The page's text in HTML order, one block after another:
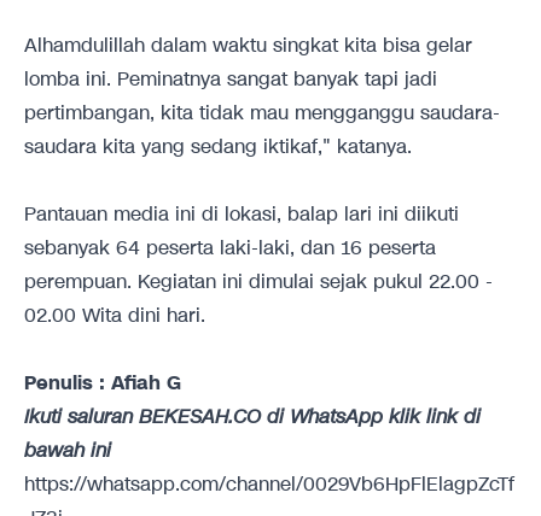
Alhamdulillah dalam waktu singkat kita bisa gelar
lomba ini. Peminatnya sangat banyak tapi jadi
pertimbangan, kita tidak mau mengganggu saudara-
saudara kita yang sedang iktikaf," katanya.
Pantauan media ini di lokasi, balap lari ini diikuti
sebanyak 64 peserta laki-laki, dan 16 peserta
perempuan. Kegiatan ini dimulai sejak pukul 22.00 -
02.00 Wita dini hari.
Penulis : Afiah G
Ikuti saluran BEKESAH.CO di WhatsApp klik link di
bawah ini
https://whatsapp.com/channel/0029Vb6HpFlElagpZcTf